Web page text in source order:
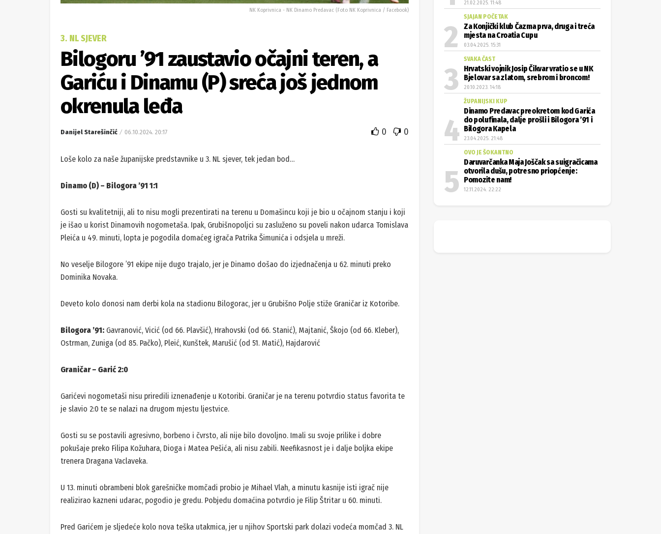
NK Koprivnica - NK Dinamo Predavac (Foto NK Koprivnica / Facebook)
3. NL SJEVER
Bilogoru ’91 zaustavio očajni teren, a
Gariću i Dinamu (P) sreća još jednom
okrenula leđa
Danijel Starešinčić 06.10.2024. 20:17 0 0
Loše kolo za naše županijske predstavnike u 3. NL sjever, tek jedan bod…
Dinamo (D) – Bilogora ’91 1:1
Gosti su kvalitetniji, ali to nisu mogli prezentirati na terenu u Domašincu koji je bio u očajnom stanju i koji
je išao u korist Dinamovih nogometaša. Ipak, Grubišnopoljci su zasluženo su poveli nakon udarca Tomislava
Pleića u 49. minuti, lopta je pogodila domaćeg igrača Patrika Šimunića i odsjela u mreži.
No veselje Bilogore ’91 ekipe nije dugo trajalo, jer je Dinamo došao do izjednačenja u 62. minuti preko
Dominika Novaka.
Deveto kolo donosi nam derbi kola na stadionu Bilogorac, jer u Grubišno Polje stiže Graničar iz Kotoribe.
Bilogora ’91: Gavranović, Vicić (od 66. Plavšić), Hrahovski (od 66. Stanić), Majtanić, Škojo (od 66. Kleber),
Ostrman, Zuniga (od 85. Pačko), Pleić, Kunštek, Marušić (od 51. Matić), Hajdarović
Graničar – Garić 2:0
Garićevi nogometaši nisu priredili iznenađenje u Kotoribi. Graničar je na terenu potvrdio status favorita te
je slavio 2:0 te se nalazi na drugom mjestu ljestvice.
Gosti su se postavili agresivno, borbeno i čvrsto, ali nije bilo dovoljno. Imali su svoje prilike i dobre
pokušaje preko Filipa Kožuhara, Dioga i Matea Pešića, ali nisu zabili. Neefikasnost je i dalje boljka ekipe
trenera Dragana Vaclaveka.
U 13. minuti obrambeni blok garešničke momčadi probio je Mihael Vlah, a minutu kasnije isti igrač nije
realizirao kazneni udarac, pogodio je gredu. Pobjedu domaćina potvrdio je Filip Štritar u 60. minuti.
Pred Garićem je sljedeće kolo nova teška utakmica, jer u njihov Sportski park dolazi vodeća momčad 3. NL
21.02.2025. 11:48
SJAJAN POČETAK
Za Konjički klub Čazma prva, druga i treća
mjesta na Croatia Cupu
03.04.2025. 15:31
SVAKA ČAST
Hrvatski vojnik Josip Čikvar vratio se u NK
Bjelovar sa zlatom, srebrom i broncom!
20.10.2023. 14:18
ŽUPANIJSKI KUP
Dinamo Predavac preokretom kod Garića
do polufinala, dalje prošli i Bilogora ’91 i
Bilogora Kapela
23.04.2025. 21:48
OVO JE ŠOKANTNO
Daruvarčanka Maja Joščak sa suigračicama
otvorila dušu, potresno priopćenje:
Pomozite nam!
12.11.2024. 22:22